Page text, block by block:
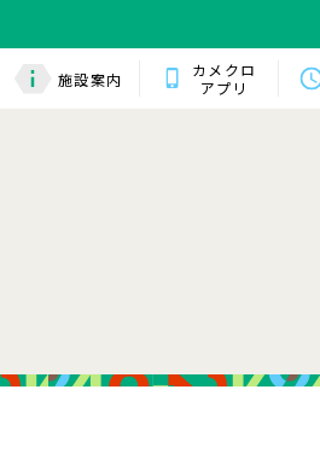
施設案内
カメクロ
アプリ